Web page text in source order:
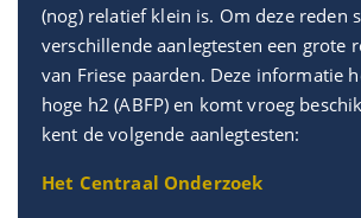
(nog) relatief klein is. Om deze reden
verschillende aanlegtesten een grote
van Friese paarden. Deze informatie
hoge h2 (ABFP) en komt vroeg
kent de volgende aanlegtesten:
Het Centraal Onderzoek